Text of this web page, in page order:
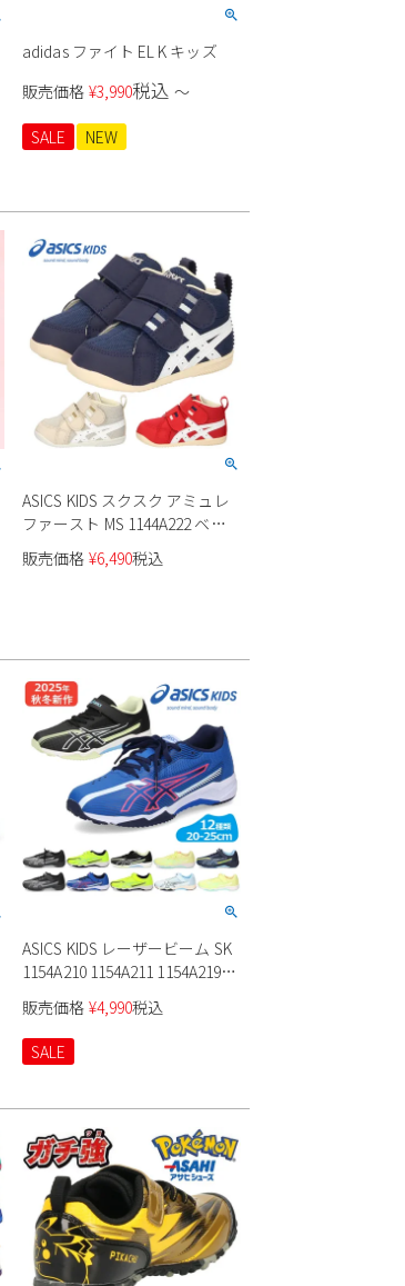
adidas ファイト EL K キッズ
販売価格 ¥3,990税込 〜
SALE NEW
ASICS KIDS スクスク アミュレ
ファースト MS 1144A222 ベビ
ー ファーストシューズ
販売価格 ¥6,490税込
ASICS KIDS レーザービーム SK
1154A210 1154A211 1154A219
1154A220 3E キッズ ジュニア
販売価格 ¥4,990税込
SALE